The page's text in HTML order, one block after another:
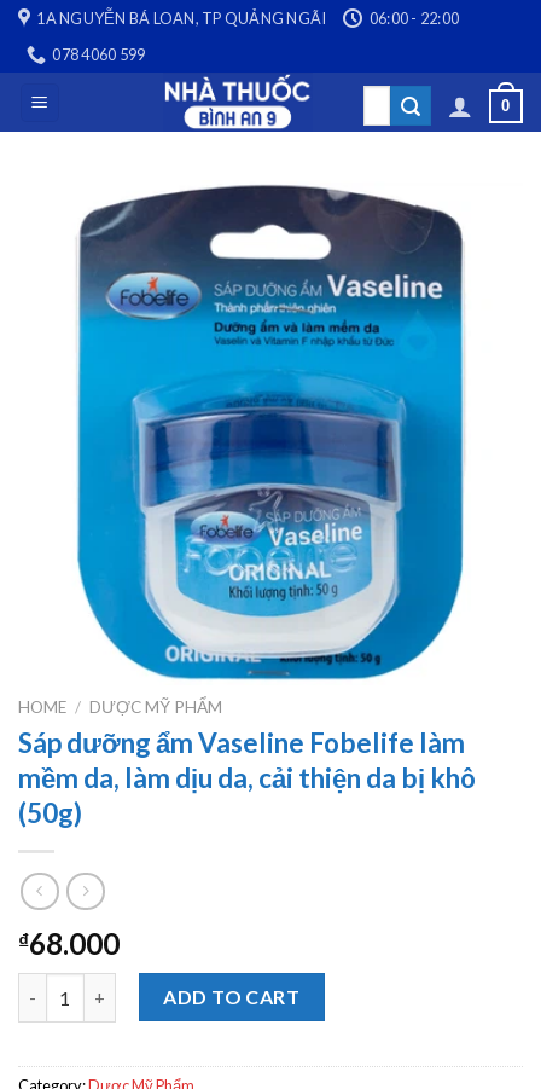
Skip
content
1A NGUYỄN BÁ LOAN, TP QUẢNG NGÃI
06:00 - 22:00
078 4060 599
Search
0
HOME / DƯỢC MỸ PHẨM
Sáp dưỡng ẩm Vaseline Fobelife làm
mềm da, làm dịu da, cải thiện da bị khô
(50g)
₫68.000
Sáp dưỡng ẩm Vaseline Fobelife làm mềm da, làm dịu da, cải
ADD TO CART